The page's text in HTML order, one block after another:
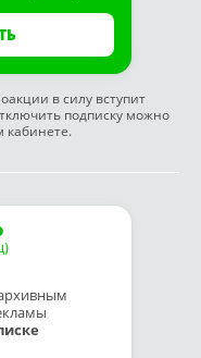
в силу вступит
подписку можно
кабинете.